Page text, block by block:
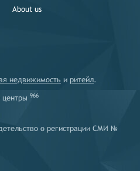
About us
недвижимость и ритейл.
центры 966
о регистрации СМИ №